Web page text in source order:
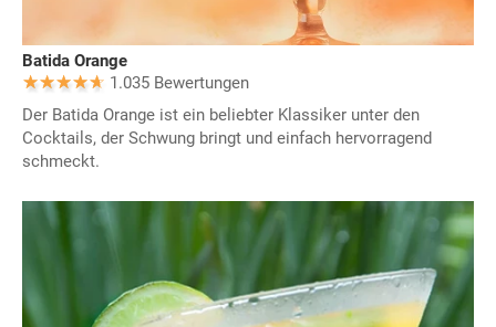
Batida Orange
1.035 Bewertungen
Der Batida Orange ist ein beliebter Klassiker unter den
Cocktails, der Schwung bringt und einfach hervorragend
schmeckt.